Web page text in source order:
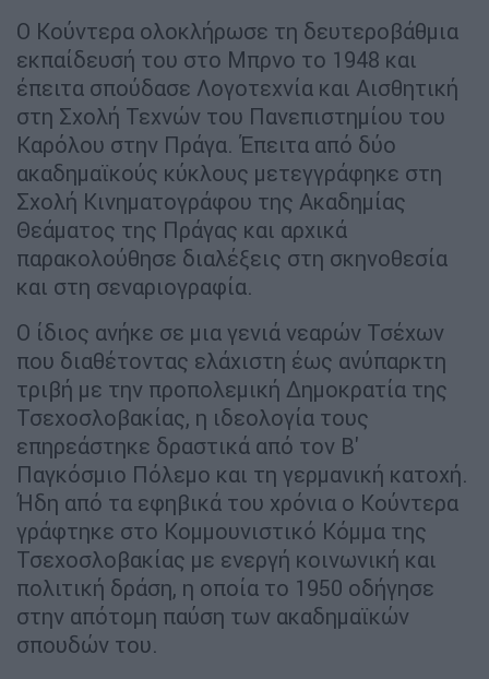
Ο Κούντερα ολοκλήρωσε τη δευτεροβάθμια
εκπαίδευσή του στο Μπρνο το 1948 και
έπειτα σπούδασε Λογοτεχνία και Αισθητική
στη Σχολή Τεχνών του Πανεπιστημίου του
Καρόλου στην Πράγα. Έπειτα από δύο
ακαδημαϊκούς κύκλους μετεγγράφηκε στη
Σχολή Κινηματογράφου της Ακαδημίας
Θεάματος της Πράγας και αρχικά
παρακολούθησε διαλέξεις στη σκηνοθεσία
και στη σεναριογραφία.
Ο ίδιος ανήκε σε μια γενιά νεαρών Τσέχων
που διαθέτοντας ελάχιστη έως ανύπαρκτη
τριβή με την προπολεμική Δημοκρατία της
Τσεχοσλοβακίας, η ιδεολογία τους
επηρεάστηκε δραστικά από τον Β'
Παγκόσμιο Πόλεμο και τη γερμανική κατοχή.
Ήδη από τα εφηβικά του χρόνια ο Κούντερα
γράφτηκε στο Κομμουνιστικό Κόμμα της
Τσεχοσλοβακίας με ενεργή κοινωνική και
πολιτική δράση, η οποία το 1950 οδήγησε
στην απότομη παύση των ακαδημαϊκών
σπουδών του.